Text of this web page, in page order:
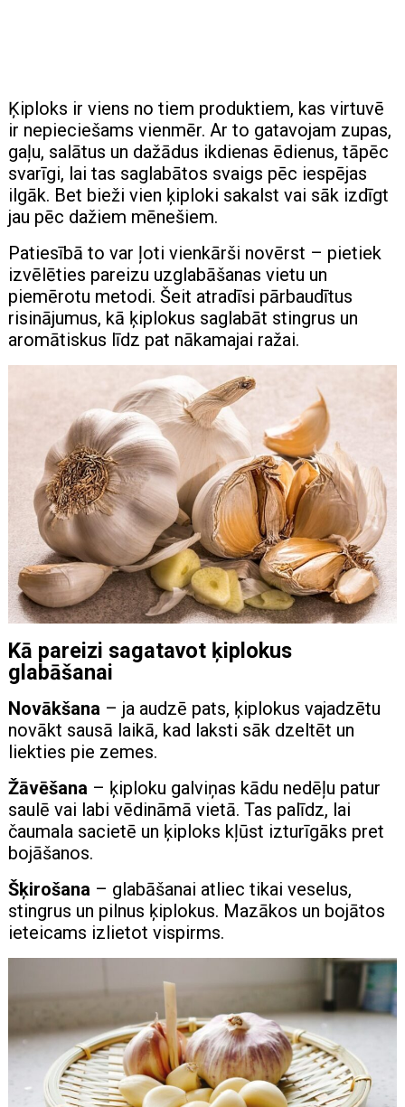
Ķiploks ir viens no tiem produktiem, kas virtuvē
ir nepieciešams vienmēr. Ar to gatavojam zupas,
gaļu, salātus un dažādus ikdienas ēdienus, tāpēc
svarīgi, lai tas saglabātos svaigs pēc iespējas
ilgāk. Bet bieži vien ķiploki sakalst vai sāk izdīgt
jau pēc dažiem mēnešiem.
Patiesībā to var ļoti vienkārši novērst – pietiek
izvēlēties pareizu uzglabāšanas vietu un
piemērotu metodi. Šeit atradīsi pārbaudītus
risinājumus, kā ķiplokus saglabāt stingrus un
aromātiskus līdz pat nākamajai ražai.
Kā pareizi sagatavot ķiplokus
glabāšanai
Novākšana – ja audzē pats, ķiplokus vajadzētu
novākt sausā laikā, kad laksti sāk dzeltēt un
liekties pie zemes.
Žāvēšana – ķiploku galviņas kādu nedēļu patur
saulē vai labi vēdināmā vietā. Tas palīdz, lai
čaumala sacietē un ķiploks kļūst izturīgāks pret
bojāšanos.
Šķirošana – glabāšanai atliec tikai veselus,
stingrus un pilnus ķiplokus. Mazākos un bojātos
ieteicams izlietot vispirms.